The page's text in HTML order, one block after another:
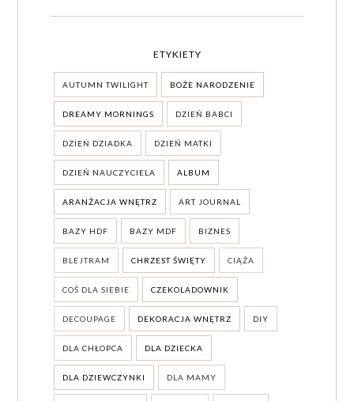
ETYKIETY
AUTUMN TWILIGHT BOŻE NARODZENIE
DREAMY MORNINGS DZIEŃ BABCI
DZIEŃ DZIADKA DZIEŃ MATKI
DZIEŃ NAUCZYCIELA ALBUM
ARANŻACJA WNĘTRZ ART JOURNAL
BAZY HDF BAZY MDF BIZNES
BLEJTRAM CHRZEST ŚWIĘTY CIĄŻA
COŚ DLA SIEBIE CZEKOLADOWNIK
DECOUPAGE DEKORACJA WNĘTRZ DIY
DLA CHŁOPCA DLA DZIECKA
DLA DZIEWCZYNKI DLA MAMY